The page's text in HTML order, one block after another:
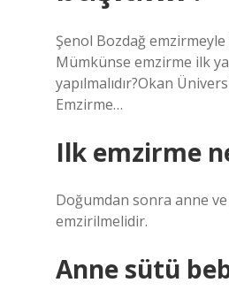
Şenol Bozdağ
Mümkünse emzirme ilk
yapılmalıdır?Okan
Emzirme…
Ilk emzirme
Doğumdan sonra anne
emzirilmelidir.
Anne sütü